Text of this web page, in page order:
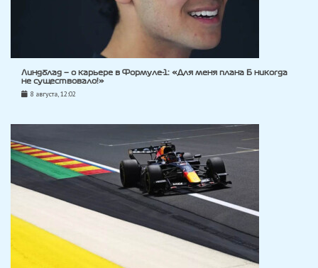
Линдблад — о карьере в Формуле-1: «Для меня плана Б никогда
не существовало!»
8 августа, 12:02